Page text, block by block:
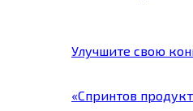
Улучшите свою
«Спринтов